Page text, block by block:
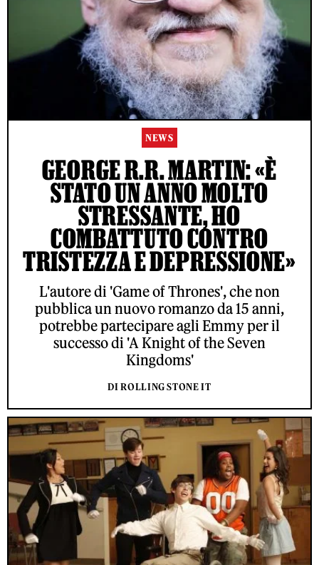
NEWS
GEORGE R.R. MARTIN: «È
STATO UN ANNO MOLTO
STRESSANTE, HO
COMBATTUTO CONTRO
TRISTEZZA E DEPRESSIONE»
L'autore di 'Game of Thrones', che non
pubblica un nuovo romanzo da 15 anni,
potrebbe partecipare agli Emmy per il
successo di 'A Knight of the Seven
Kingdoms'
DI ROLLING STONE IT